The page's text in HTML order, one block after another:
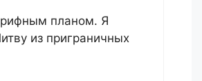
планом. Я
из приграничных